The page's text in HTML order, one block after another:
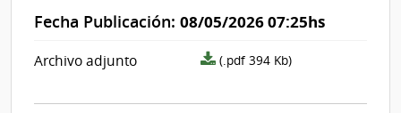
Fecha Publicación: 08/05/2026 07:25hs
Archivo adjunto
archivo
(.pdf 394 Kb)